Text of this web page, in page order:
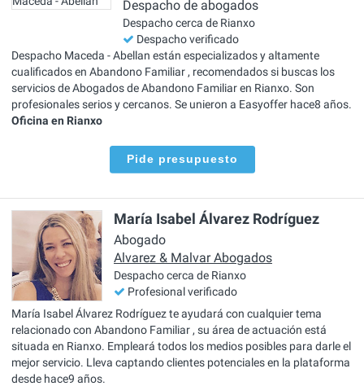
Despacho de abogados
Despacho cerca de Rianxo
Despacho verificado
Despacho Maceda - Abellan están especializados y altamente
cualificados en Abandono Familiar , recomendados si buscas los
servicios de Abogados de Abandono Familiar en Rianxo. Son
profesionales serios y cercanos. Se unieron a Easyoffer hace8 años.
Oficina en Rianxo
Pide presupuesto
María Isabel Álvarez Rodríguez
Abogado
Alvarez & Malvar Abogados
Despacho cerca de Rianxo
Profesional verificado
María Isabel Álvarez Rodríguez te ayudará con cualquier tema
relacionado con Abandono Familiar , su área de actuación está
situada en Rianxo. Empleará todos los medios posibles para darle el
mejor servicio. Lleva captando clientes potenciales en la plataforma
desde hace9 años.